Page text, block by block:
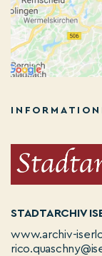
STADTARCHIV
www.archiv-